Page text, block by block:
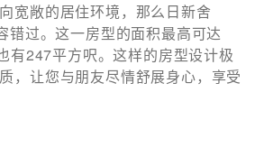
宽敞的居住环境，那么日新舍
错过。这一房型的面积最高可达
有247平方呎。这样的房型设计极
，让您与朋友尽情舒展身心，享受